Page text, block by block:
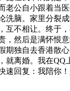
老公自小跟着当
洗脑。家里分裂
互不相让。终于
，然后是满怀恨
期独自去香港散
就离婚。我在QQ
速回复：我陪你